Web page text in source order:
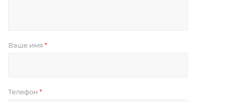
Ваше имя *
Телефон *